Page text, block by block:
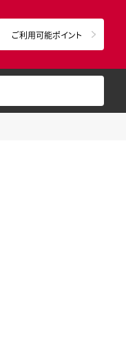
ご利用可能ポイント